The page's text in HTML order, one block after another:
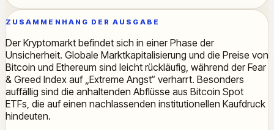
ZUSAMMENHANG DER AUSGABE
Der Kryptomarkt befindet sich in einer Phase der
Unsicherheit. Globale Marktkapitalisierung und die Preise von
Bitcoin und Ethereum sind leicht rückläufig, während der Fear
& Greed Index auf „Extreme Angst“ verharrt. Besonders
auffällig sind die anhaltenden Abflüsse aus Bitcoin Spot
ETFs, die auf einen nachlassenden institutionellen Kaufdruck
hindeuten.